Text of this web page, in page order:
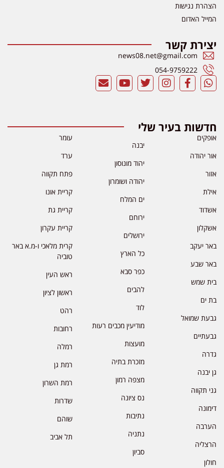
הצהרת נגישות
המייל האדום
יצירת קשר
news08.net@gmail.com
054-9759222
חדשות בעיר שלי
אופקים
אור יהודה
אזור
אילת
אשדוד
אשקלון
באר יעקב
באר שבע
בית שמש
בת ים
גבעת שמואל
גבעתיים
גדרה
גן יבנה
גני תקווה
דימונה
הערבה
הרצליה
חולון
יבנה
יהוד מונוסון
יהודה ושומרון
ים המלח
ירוחם
ירושלים
כל הארץ
כפר סבא
להבים
לוד
מודיעין מכבים רעות
מועצות
מזכרת בתיה
מצפה רמון
נס ציונה
נתיבות
נתניה
סביון
עומר
ערד
פתח תקווה
קריית אונו
קריית גת
קריית עקרון
קרית מלאכי ו-מ.א באר
טוביה
ראש העין
ראשון לציון
רהט
רחובות
רמלה
רמת גן
רמת השרון
שדרות
שוהם
תל אביב